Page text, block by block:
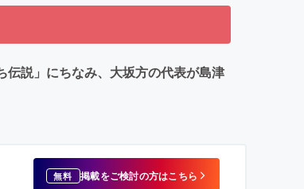
説」にちなみ、大坂方の代表が島津
無料 掲載をご検討の方はこちら